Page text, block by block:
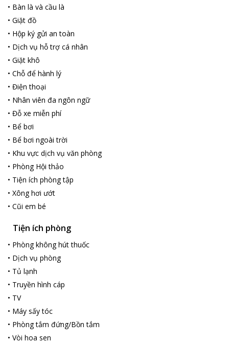
• Bàn là và cầu là
• Giặt đồ
• Hộp ký gửi an toàn
• Dịch vụ hỗ trợ cá nhân
• Giặt khô
• Chỗ để hành lý
• Điện thoại
• Nhân viên đa ngôn ngữ
• Đỗ xe miễn phí
• Bể bơi
• Bể bơi ngoài trời
• Khu vực dịch vụ văn phòng
• Phòng Hội thảo
• Tiện ích phòng tập
• Xông hơi ướt
• Cũi em bé
Tiện ích phòng
• Phòng không hút thuốc
• Dịch vụ phòng
• Tủ lạnh
• Truyền hình cáp
• TV
• Máy sấy tóc
• Phòng tắm đứng/Bồn tắm
• Vòi hoa sen